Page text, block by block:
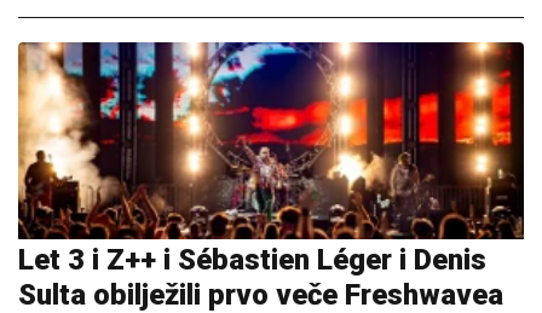
Let 3 i Z++ i Sébastien Léger i Denis
Sulta obilježili prvo veče Freshwavea